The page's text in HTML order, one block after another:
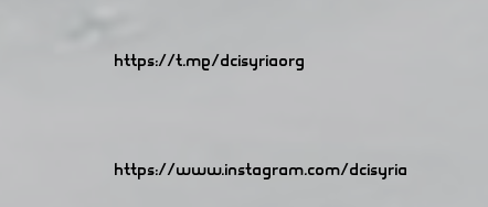
https://t.me/dcisyriaorg
https://www.instagram.com/dcisyria​